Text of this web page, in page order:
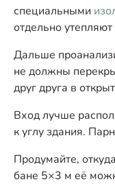
специальными
отдельно
Дальше
не должны
друг друга в
Вход лучше
к углу здания.
Продумайте,
бане 5×3 м её